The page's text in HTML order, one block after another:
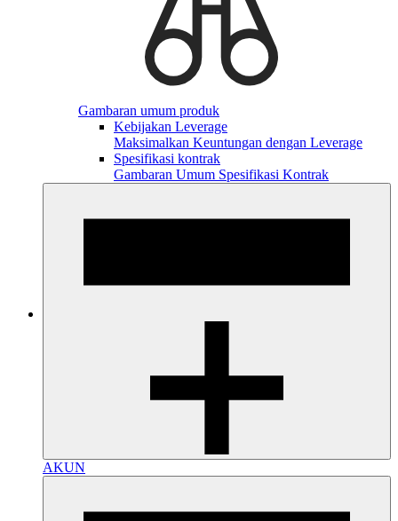
Gambaran umum produk
Kebijakan Leverage
Maksimalkan Keuntungan dengan Leverage
Spesifikasi kontrak
Gambaran Umum Spesifikasi Kontrak
AKUN